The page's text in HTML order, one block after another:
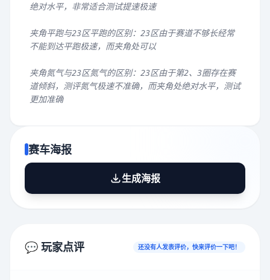
绝对水平，非常适合测试提速极速
夹角平跑与23区平跑的区别：23区由于赛道不够长经常
不能到达平跑极速，而夹角处可以
夹角氮气与23区氮气的区别：23区由于第2、3圈存在赛
道倾斜，测评氮气极速不准确，而夹角处绝对水平，测试
更加准确
赛车海报
生成海报
💬 玩家点评 还没有人发表评价，快来评价一下吧！